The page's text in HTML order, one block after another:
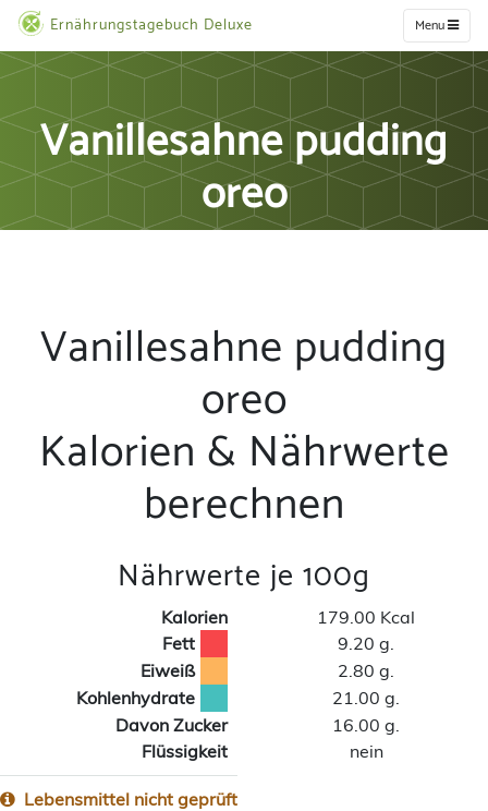
Ernährungstagebuch Deluxe Menu
Vanillesahne pudding
oreo
Vanillesahne pudding
oreo
Kalorien & Nährwerte
berechnen
Nährwerte je 100g
Kalorien
179.00 Kcal
Fett
9.20 g.
Eiweiß
2.80 g.
Kohlenhydrate
21.00 g.
Davon Zucker
16.00 g.
Flüssigkeit
nein
Lebensmittel nicht geprüft